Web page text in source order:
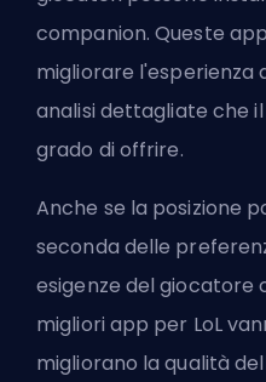
companion. Queste
migliorare l'esperienza
analisi dettagliate che
grado di offrire.
Anche se la posizione
seconda delle
esigenze del giocatore
migliori app per LoL
migliorano la qualità